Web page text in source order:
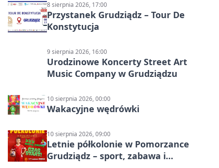
8 sierpnia 2026, 17:00
Przystanek Grudziądz – Tour De
Konstytucja
9 sierpnia 2026, 16:00
Urodzinowe Koncerty Street Art
Music Company w Grudziądzu
10 sierpnia 2026, 00:00
Wakacyjne wędrówki
10 sierpnia 2026, 09:00
Letnie półkolonie w Pomorzance
Grudziądz – sport, zabawa i